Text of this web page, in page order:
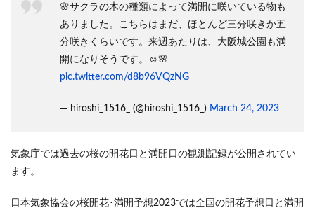
🌸サクラの木の種類によって満開に咲いている物も
ありました。こちらはまだ、ほとんど三分咲きか五
分咲きくらいです。来週あたりは、大阪城公園も満
開になりそうです。☺️🌸
pic.twitter.com/d8b96VQzNG
— hiroshi_1516_ (@hiroshi_1516_) March 24, 2023
気象庁では過去の桜の開花日と満開日の観測記録が公開されてい
ます。
日本気象協会の桜開花･満開予想2023では全国の開花予想日と満開